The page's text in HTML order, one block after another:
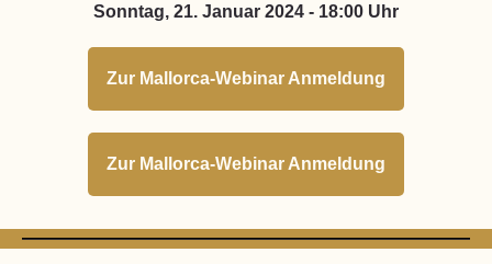
Sonntag, 21. Januar 2024 - 18:00 Uhr
Zur Mallorca-Webinar Anmeldung
Zur Mallorca-Webinar Anmeldung